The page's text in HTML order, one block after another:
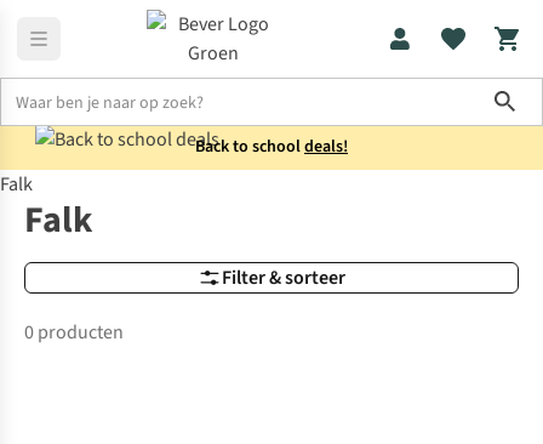
Back to schooldeals!
Merken
Falk
Filter & sorteer
Falk
0 producten